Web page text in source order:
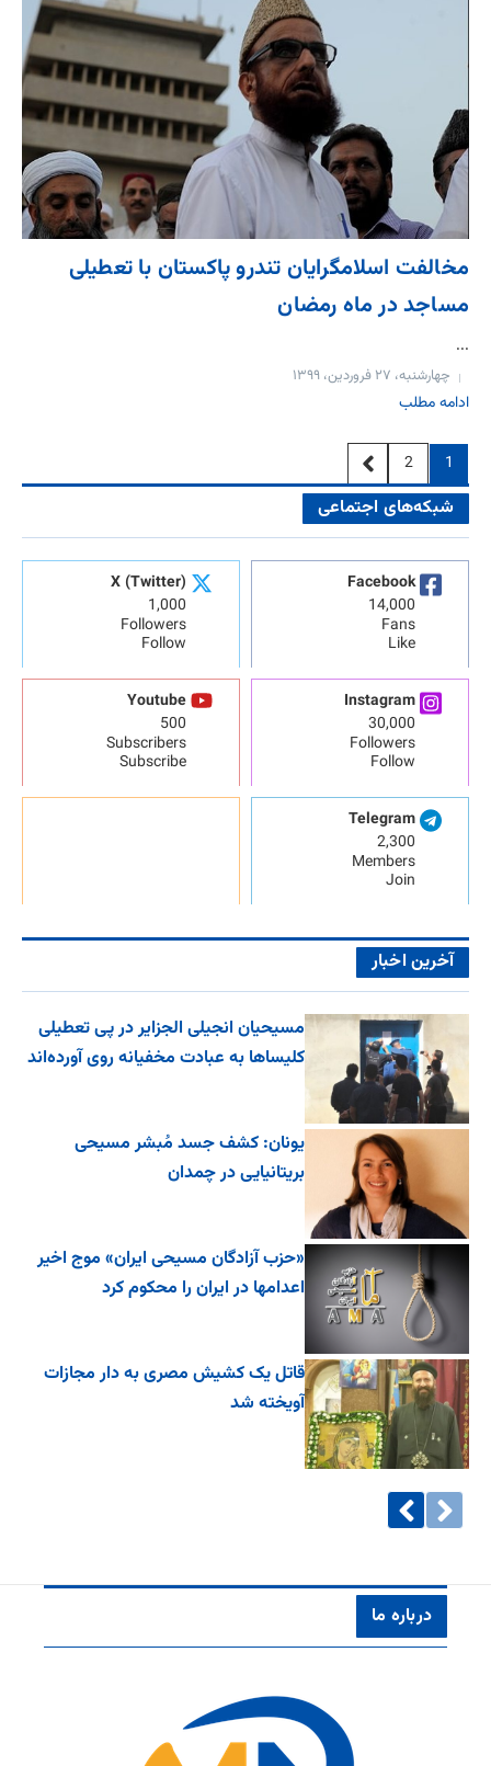
مخالفت اسلامگرایان تندرو پاکستان با تعطیلی
مساجد در ماه رمضان
...
چهارشنبه، ۲۷ فروردین، ۱۳۹۹
ادامه مطلب
1
2
شبکه‌های اجتماعی
Facebook
14,000
Fans
Like
X (Twitter)
1,000
Followers
Follow
Instagram
30,000
Followers
Follow
Youtube
500
Subscribers
Subscribe
Telegram
2,300
Members
Join
آخرین اخبار
مسیحیان انجیلی الجزایر در پی تعطیلی
کلیساها به عبادت مخفیانه روی آورده‌اند
یونان: کشف جسد مُبشر مسیحی
بریتانیایی در چمدان
«حزب آزادگان مسیحی ایران» موج اخیر
اعدامها در ایران را محکوم کرد
قاتل یک کشیش مصری به دار مجازات
آویخته شد
درباره ما